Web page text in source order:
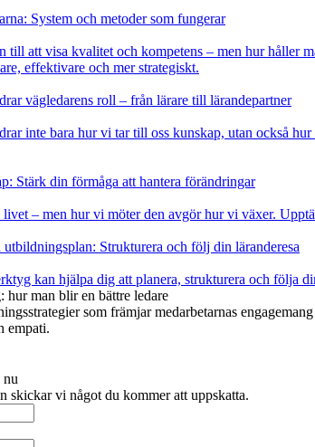
System och metoder som fungerar
till att visa kvalitet och kompetens – men hur håller
effektivare och mer strategiskt.
vägledarens roll – från lärare till lärandepartner
inte bara hur vi tar till oss kunskap, utan också
Stärk din förmåga att hantera förändringar
– men hur vi möter den avgör hur vi växer.
Strukturera och följ din läranderesa
kan hjälpa dig att planera, strukturera och följa
hur man blir en bättre ledare
som främjar medarbetarnas
empati.
nu
skickar vi något du kommer att uppskatta.